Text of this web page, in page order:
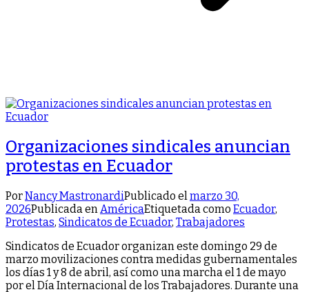
Organizaciones sindicales anuncian
protestas en Ecuador
PorNancy MastronardiPublicado elmarzo 30,
2026Publicada enAméricaEtiquetada como Ecuador,
Protestas, Sindicatos de Ecuador, Trabajadores
Sindicatos de Ecuador organizan este domingo 29 de
marzo movilizaciones contra medidas gubernamentales
los días 1 y 8 de abril, así como una marcha el 1 de mayo
por el Día Internacional de los Trabajadores. Durante una